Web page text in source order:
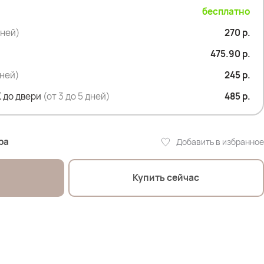
для тех, кто хочет сочетать комфорт и яркость в
см
бесплатно
270 р.
475.90 р.
245 р.
двери (от 3 до 5 дней) 485 р.
Добавить в избранное
Купить сейчас